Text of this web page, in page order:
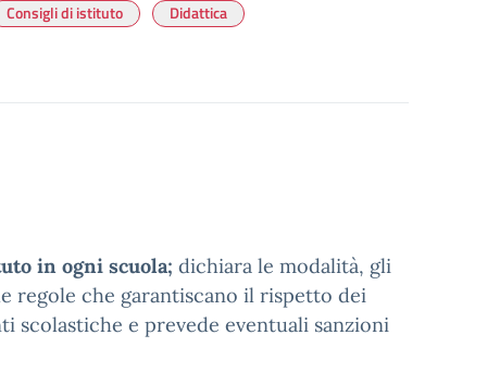
Consigli di istituto Didattica
in ogni scuola; dichiara le modalità, gli
regole che garantiscano il rispetto dei
e prevede eventuali sanzioni